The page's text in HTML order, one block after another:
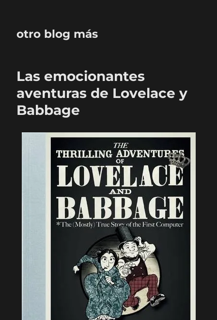
otro blog más
Las emocionantes
aventuras de Lovelace y
Babbage